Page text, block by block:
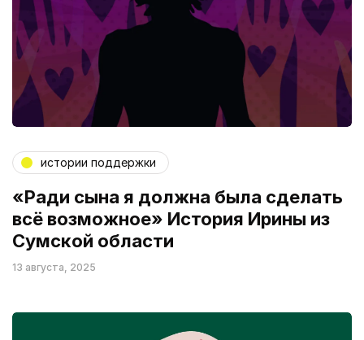
истории поддержки
«Ради сына я должна была сделать
всё возможное» История Ирины из
Сумской области
13 августа, 2025